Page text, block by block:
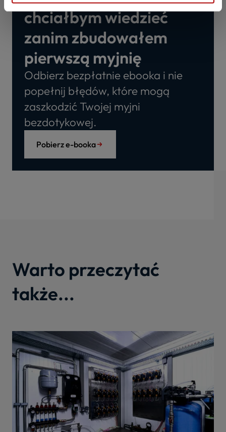
chciałbym wiedzieć
zanim zbudowałem
pierwszą myjnię
Odbierz bezpłatnie ebooka i nie
popełnij błędów, które mogą
zaszkodzić Twojej myjni
bezdotykowej.
Pobierz e-booka
Warto przeczytać
także...